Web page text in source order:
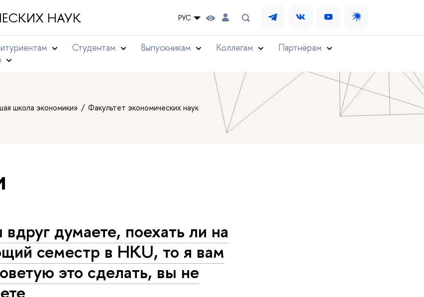
НАУК РУС
Студентам Выпускникам Коллегам
Партнёрам
школа экономики» Факультет экономических наук
вдруг думаете, поехать ли на
семестр в HKU, то я вам
это сделать, вы не